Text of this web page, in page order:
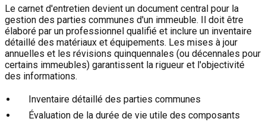
Le carnet d'entretien devient un document central pour la
gestion des parties communes d'un immeuble. Il doit être
élaboré par un professionnel qualifié et inclure un inventaire
détaillé des matériaux et équipements. Les mises à jour
annuelles et les révisions quinquennales (ou décennales pour
certains immeubles) garantissent la rigueur et l'objectivité
des informations.
Inventaire détaillé des parties communes
Évaluation de la durée de vie utile des composants